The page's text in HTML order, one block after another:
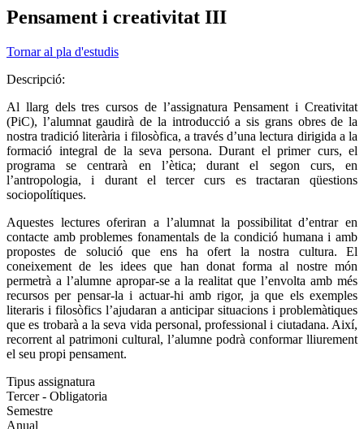
Pensament i creativitat III
Tornar al pla d'estudis
Descripció:
Al llarg dels tres cursos de l’assignatura Pensament i Creativitat
(PiC), l’alumnat gaudirà de la introducció a sis grans obres de la
nostra tradició literària i filosòfica, a través d’una lectura dirigida a la
formació integral de la seva persona. Durant el primer curs, el
programa se centrarà en l’ètica; durant el segon curs, en
l’antropologia, i durant el tercer curs es tractaran qüestions
sociopolítiques.
Aquestes lectures oferiran a l’alumnat la possibilitat d’entrar en
contacte amb problemes fonamentals de la condició humana i amb
propostes de solució que ens ha ofert la nostra cultura. El
coneixement de les idees que han donat forma al nostre món
permetrà a l’alumne apropar-se a la realitat que l’envolta amb més
recursos per pensar-la i actuar-hi amb rigor, ja que els exemples
literaris i filosòfics l’ajudaran a anticipar situacions i problemàtiques
que es trobarà a la seva vida personal, professional i ciutadana. Així,
recorrent al patrimoni cultural, l’alumne podrà conformar lliurement
el seu propi pensament.
Tipus assignatura
Tercer - Obligatoria
Semestre
Anual